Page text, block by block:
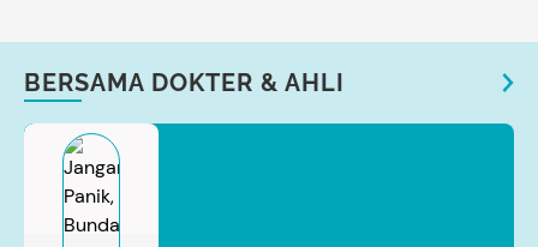
BERSAMA DOKTER & AHLI